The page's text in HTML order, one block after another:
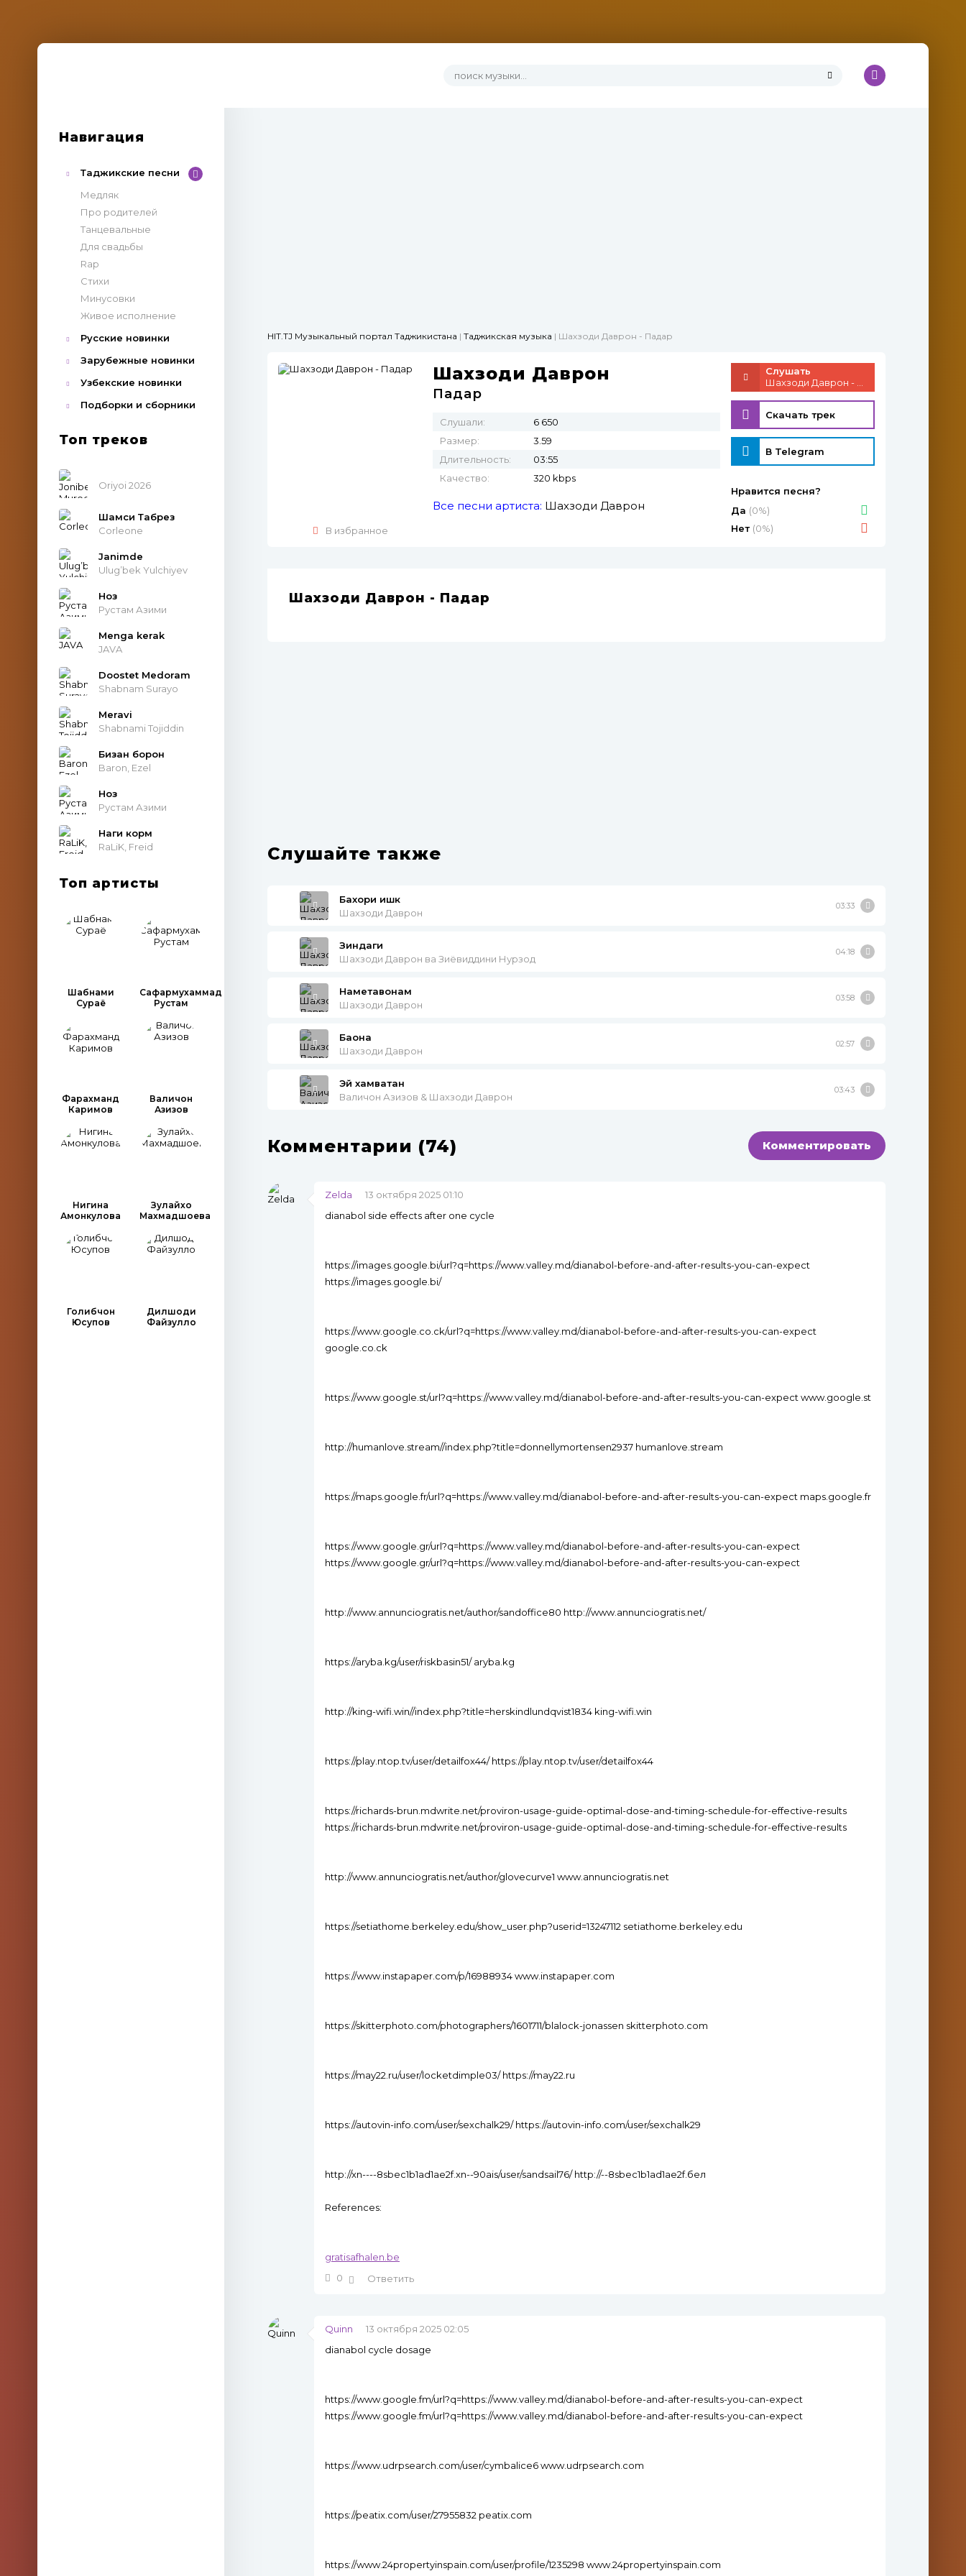
Навигация
Таджикские песни
Медляк
Про родителей
Танцевальные
Для свадьбы
Rap
Стихи
Минусовки
Живое исполнение
Русские новинки
Зарубежные новинки
Узбекские новинки
Подборки и сборники
Топ треков
Oriyoi 2026
Шамси Табрез
Corleone
Janimde
Ulug’bek Yulchiyev
Ноз
Рустам Азими
Menga kerak
JAVA
Doostet Medoram
Shabnam Surayo
Meravi
Shabnami Tojiddin
Бизан борон
Baron, Ezel
Ноз
Рустам Азими
Наги корм
RaLiK, Freid
Топ артисты
Шабнами
Сураё
Сафармухаммад
Рустам
Фарахманд
Каримов
Валичон
Азизов
Нигина
Амонкулова
Зулайхо
Махмадшоева
Голибчон
Юсупов
Дилшоди
Файзулло
HIT.TJ Музыкальный портал Таджикистана | Таджикская музыка | Шахзоди Даврон - Падар
В избранное
Шахзоди Даврон
Падар
Слушали:
6 650
Размер:
3.59
Длительность:
03:55
Качество:
320 kbps
Все песни артиста: Шахзоди Даврон
Слушать
Скачать трек
В Telegram
Нравится песня?
Да (0%)
Нет (0%)
Шахзоди Даврон - Падар
Слушайте также
Бахори ишк
Шахзоди Даврон
03:33
Зиндаги
Шахзоди Даврон ва Зиёвиддини Нурзод
04:18
Наметавонам
Шахзоди Даврон
03:58
Баҳона
Шахзоди Даврон
02:57
Эй хамватан
Валичон Азизов & Шахзоди Даврон
03:43
Комментарии (74) Комментировать
Zelda
13 октября 2025 01:10
dianabol side effects after one cycle
https://images.google.bi/url?q=https://www.valley.md/dianabol-before-and-after-results-you-can-expect
https://images.google.bi/
https://www.google.co.ck/url?q=https://www.valley.md/dianabol-before-and-after-results-you-can-expect
google.co.ck
https://www.google.st/url?q=https://www.valley.md/dianabol-before-and-after-results-you-can-expect www.google.st
http://humanlove.stream//index.php?title=donnellymortensen2937 humanlove.stream
https://maps.google.fr/url?q=https://www.valley.md/dianabol-before-and-after-results-you-can-expect maps.google.fr
https://www.google.gr/url?q=https://www.valley.md/dianabol-before-and-after-results-you-can-expect
https://www.google.gr/url?q=https://www.valley.md/dianabol-before-and-after-results-you-can-expect
http://www.annunciogratis.net/author/sandoffice80 http://www.annunciogratis.net/
https://aryba.kg/user/riskbasin51/ aryba.kg
http://king-wifi.win//index.php?title=herskindlundqvist1834 king-wifi.win
https://play.ntop.tv/user/detailfox44/ https://play.ntop.tv/user/detailfox44
https://richards-brun.mdwrite.net/proviron-usage-guide-optimal-dose-and-timing-schedule-for-effective-results
https://richards-brun.mdwrite.net/proviron-usage-guide-optimal-dose-and-timing-schedule-for-effective-results
http://www.annunciogratis.net/author/glovecurve1 www.annunciogratis.net
https://setiathome.berkeley.edu/show_user.php?userid=13247112 setiathome.berkeley.edu
https://www.instapaper.com/p/16988934 www.instapaper.com
https://skitterphoto.com/photographers/1601711/blalock-jonassen skitterphoto.com
https://may22.ru/user/locketdimple03/ https://may22.ru
https://autovin-info.com/user/sexchalk29/ https://autovin-info.com/user/sexchalk29
http://xn----8sbec1b1ad1ae2f.xn--90ais/user/sandsail76/ http://--8sbec1b1ad1ae2f.бел
References:
gratisafhalen.be
0
Ответить
Quinn
13 октября 2025 02:05
dianabol cycle dosage
https://www.google.fm/url?q=https://www.valley.md/dianabol-before-and-after-results-you-can-expect
https://www.google.fm/url?q=https://www.valley.md/dianabol-before-and-after-results-you-can-expect
https://www.udrpsearch.com/user/cymbalice6 www.udrpsearch.com
https://peatix.com/user/27955832 peatix.com
https://www.24propertyinspain.com/user/profile/1235298 www.24propertyinspain.com